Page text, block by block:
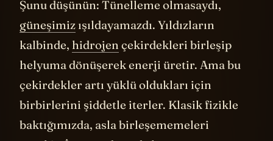
Şunu düşünün: Tünelleme olmasaydı,
güneşimiz ışıldayamazdı. Yıldızların
kalbinde, hidrojen çekirdekleri birleşip
helyuma dönüşerek enerji üretir. Ama bu
çekirdekler artı yüklü oldukları için
birbirlerini şiddetle iterler. Klasik fizikle
baktığımızda, asla birleşememeleri